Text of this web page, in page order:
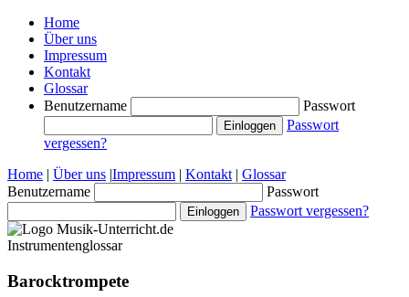
Home
Über uns
Impressum
Kontakt
Glossar
Benutzername
Passwort
Passwort
vergessen?
Home | Über uns |Impressum | Kontakt | Glossar
Benutzername
Passwort
Passwort vergessen?
Instrumentenglossar
Barocktrompete